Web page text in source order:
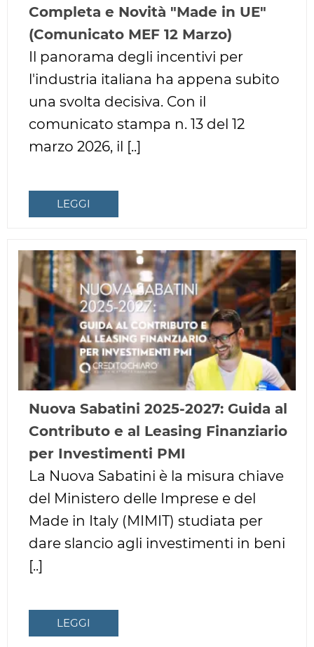
Completa e Novità "Made in UE"
(Comunicato MEF 12 Marzo)
Il panorama degli incentivi per
l'industria italiana ha appena subito
una svolta decisiva. Con il
comunicato stampa n. 13 del 12
marzo 2026, il [..]
LEGGI
Nuova Sabatini 2025-2027: Guida al
Contributo e al Leasing Finanziario
per Investimenti PMI
La Nuova Sabatini è la misura chiave
del Ministero delle Imprese e del
Made in Italy (MIMIT) studiata per
dare slancio agli investimenti in beni
[..]
LEGGI